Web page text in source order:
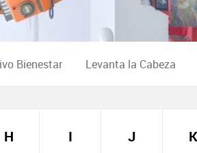
Bienestar Levanta la Cabeza
H I J K